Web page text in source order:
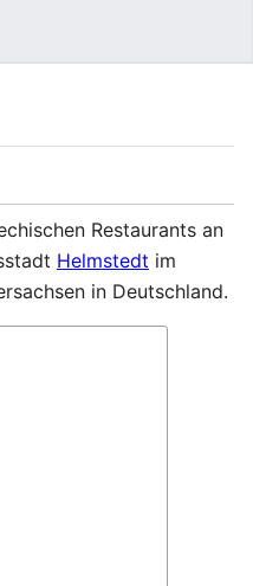
Restaurants an
Helmstedt im
in Deutschland.